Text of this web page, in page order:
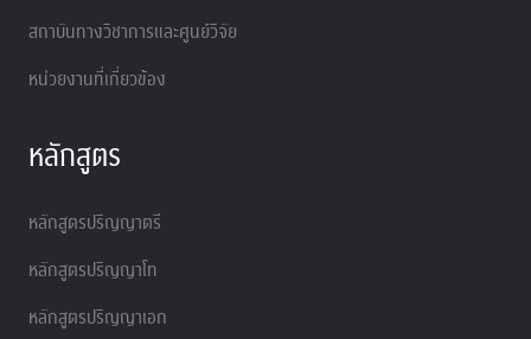
สถาบันทางวิชาการและศูนย์วิจัย
หน่วยงานที่เกี่ยวข้อง
หลักสูตร
หลักสูตรปริญญาตรี
หลักสูตรปริญญาโท
หลักสูตรปริญญาเอก